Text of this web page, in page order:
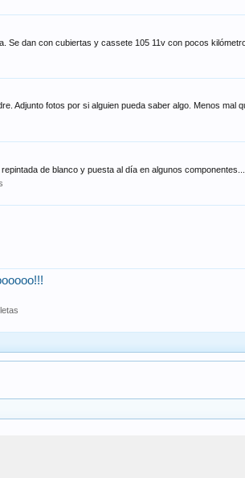
Se dan con cubiertas y cassete 105 11v con pocos
Adjunto fotos por si alguien pueda saber algo. Menos mal
de blanco y puesta al día en algunos componentes....